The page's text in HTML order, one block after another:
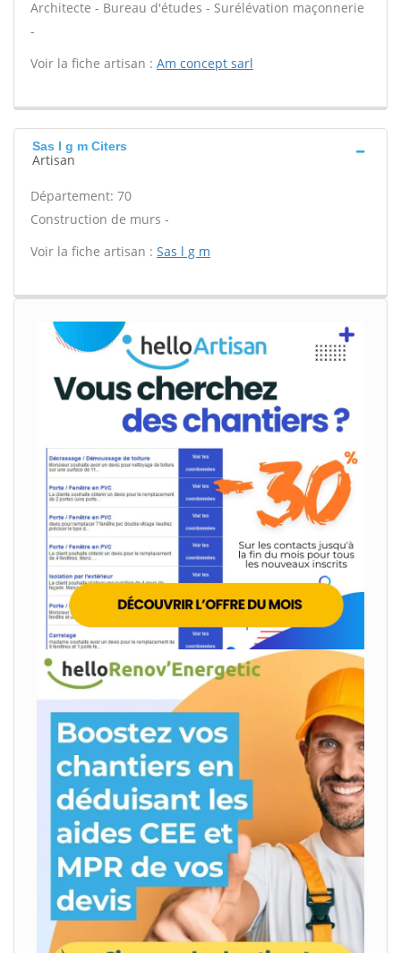
Architecte - Bureau d'études - Surélévation maçonnerie
-
Voir la fiche artisan : Am concept sarl
Sas l g m Citers
Artisan
Département: 70
Construction de murs -
Voir la fiche artisan : Sas l g m